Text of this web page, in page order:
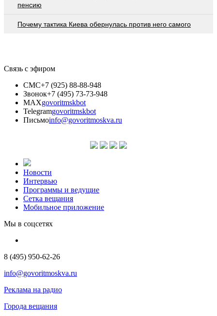
пенсию
Почему тактика Киева обернулась против него самого
Связь с эфиром
СМС+7 (925) 88-88-948
Звонок+7 (495) 73-73-948
MAXgovoritmskbot
Telegramgovoritmskbot
Письмоinfo@govoritmoskva.ru
Новости
Интервью
Программы и ведущие
Сетка вещания
Мобильное приложение
Мы в соцсетях
8 (495) 950-62-26
info@govoritmoskva.ru
Реклама на радио
Города вещания